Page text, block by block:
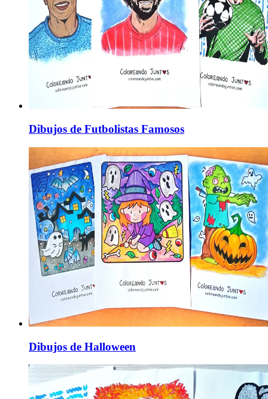
Dibujos de Futbolistas Famosos
Dibujos de Halloween